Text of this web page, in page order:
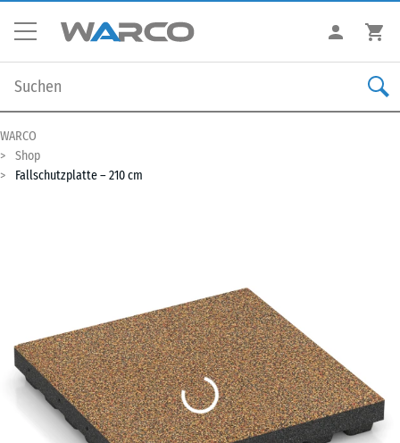
WARCO
Shop
Fallschutzplatte – 210 cm